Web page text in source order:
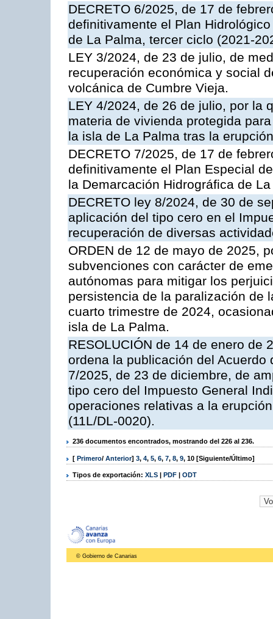
DECRETO 6/2025, de 17 de
definitivamente el Plan
de La Palma, tercer ciclo (2021-
LEY 3/2024, de 23 de julio, de
recuperación económica y social
volcánica de Cumbre Vieja.
LEY 4/2024, de 26 de julio, por la
materia de vivienda protegida
la isla de La Palma tras la
DECRETO 7/2025, de 17 de
definitivamente el Plan Especial
la Demarcación Hidrográfica de
DECRETO ley 8/2024, de 30 de
aplicación del tipo cero en el
recuperación de diversas
ORDEN de 12 de mayo de 2025,
subvenciones con carácter de
autónomas para mitigar los
persistencia de la paralización de
cuarto trimestre de 2024,
isla de La Palma.
RESOLUCIÓN de 14 de enero de
ordena la publicación del
7/2025, de 23 de diciembre, de
tipo cero del Impuesto General
operaciones relativas a la
(11L/DL-0020).
236 documentos encontrados, mostrando del 226 al 236.
[ Primero/ Anterior] 3, 4, 5, 6, 7, 8, 9, 10 [Siguiente/Último]
Tipos de exportación: XLS | PDF | ODT
© Gobierno de Canarias